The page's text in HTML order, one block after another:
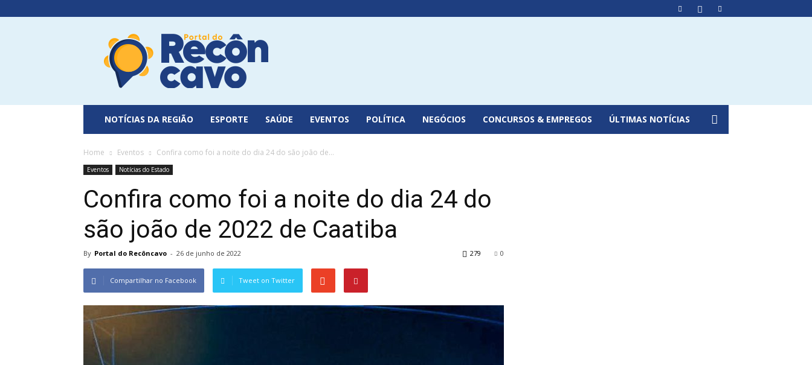
Portal
do
Recôncavo
NOTÍCIAS DA REGIÃO ESPORTE SAÚDE EVENTOS POLÍTICA NEGÓCIOS CONCURSOS & EMPREGOS ÚLTIMAS NOTÍCIAS
Home Eventos Confira como foi a noite do dia 24 do são joão de...
Eventos Notícias do Estado
Confira como foi a noite do dia 24 do
são joão de 2022 de Caatiba
By Portal do Recôncavo - 26 de junho de 2022 0
279
Compartilhar no Facebook Tweet on Twitter